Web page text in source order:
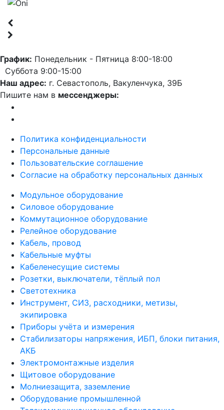
График: Понедельник - Пятница 8:00-18:00
Суббота 9:00-15:00
Наш адрес: г. Севастополь, Вакуленчука, 39Б
Пишите нам в мессенджеры:
Политика конфиденциальности
Персональные данные
Пользовательские соглашение
Согласие на обработку персональных данных
Модульное оборудование
Силовое оборудование
Коммутационное оборудование
Релейное оборудование
Кабель, провод
Кабельные муфты
Кабеленесущие системы
Розетки, выключатели, тёплый пол
Светотехника
Инструмент, СИЗ, расходники, метизы,
экипировка
Приборы учёта и измерения
Стабилизаторы напряжения, ИБП, блоки питания,
АКБ
Электромонтажные изделия
Щитовое оборудование
Молниезащита, заземление
Оборудование промышленной